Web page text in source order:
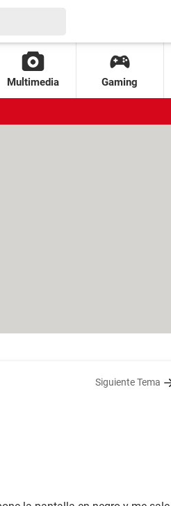
Multimedia Gaming
Siguiente Tema